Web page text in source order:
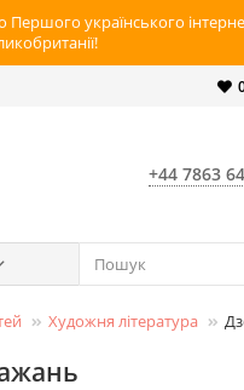
українського
+44 7863
Художня література